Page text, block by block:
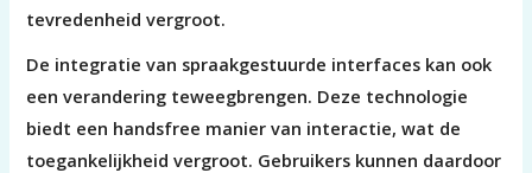
tevredenheid vergroot.
De integratie van spraakgestuurde interfaces kan ook
een verandering teweegbrengen. Deze technologie
biedt een handsfree manier van interactie, wat de
toegankelijkheid vergroot. Gebruikers kunnen daardoor